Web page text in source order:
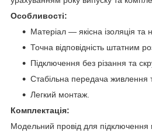
Особливості:
Матеріал — якісна ізоляція та
Точна відповідність штатним
Підключення без різання та
Стабільна передача живлення
Легкий монтаж.
Комплектація:
Модельний провід для підключення